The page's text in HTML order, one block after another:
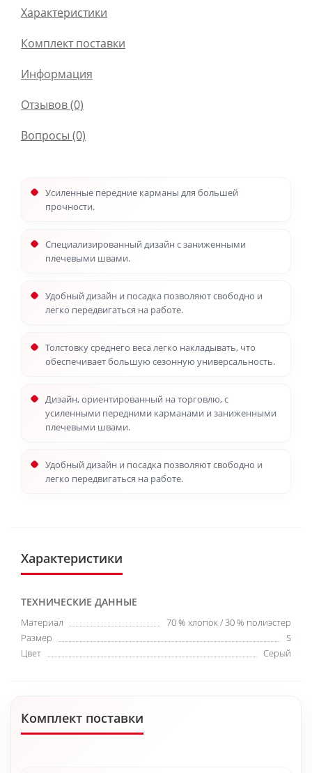
Характеристики
Комплект поставки
Информация
Отзывов (0)
Вопросы (0)
Усиленные передние карманы для большей
прочности.
Специализированный дизайн с заниженными
плечевыми швами.
Удобный дизайн и посадка позволяют свободно и
легко передвигаться на работе.
Толстовку среднего веса легко накладывать, что
обеспечивает большую сезонную универсальность.
Дизайн, ориентированный на торговлю, с
усиленными передними карманами и заниженными
плечевыми швами.
Удобный дизайн и посадка позволяют свободно и
легко передвигаться на работе.
Характеристики
ТЕХНИЧЕСКИЕ ДАННЫЕ
Материал
70 % хлопок / 30 % полиэстер
Размер
S
Цвет
Серый
Комплект поставки